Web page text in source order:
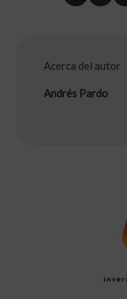
Acerca del autor
Andrés Pardo